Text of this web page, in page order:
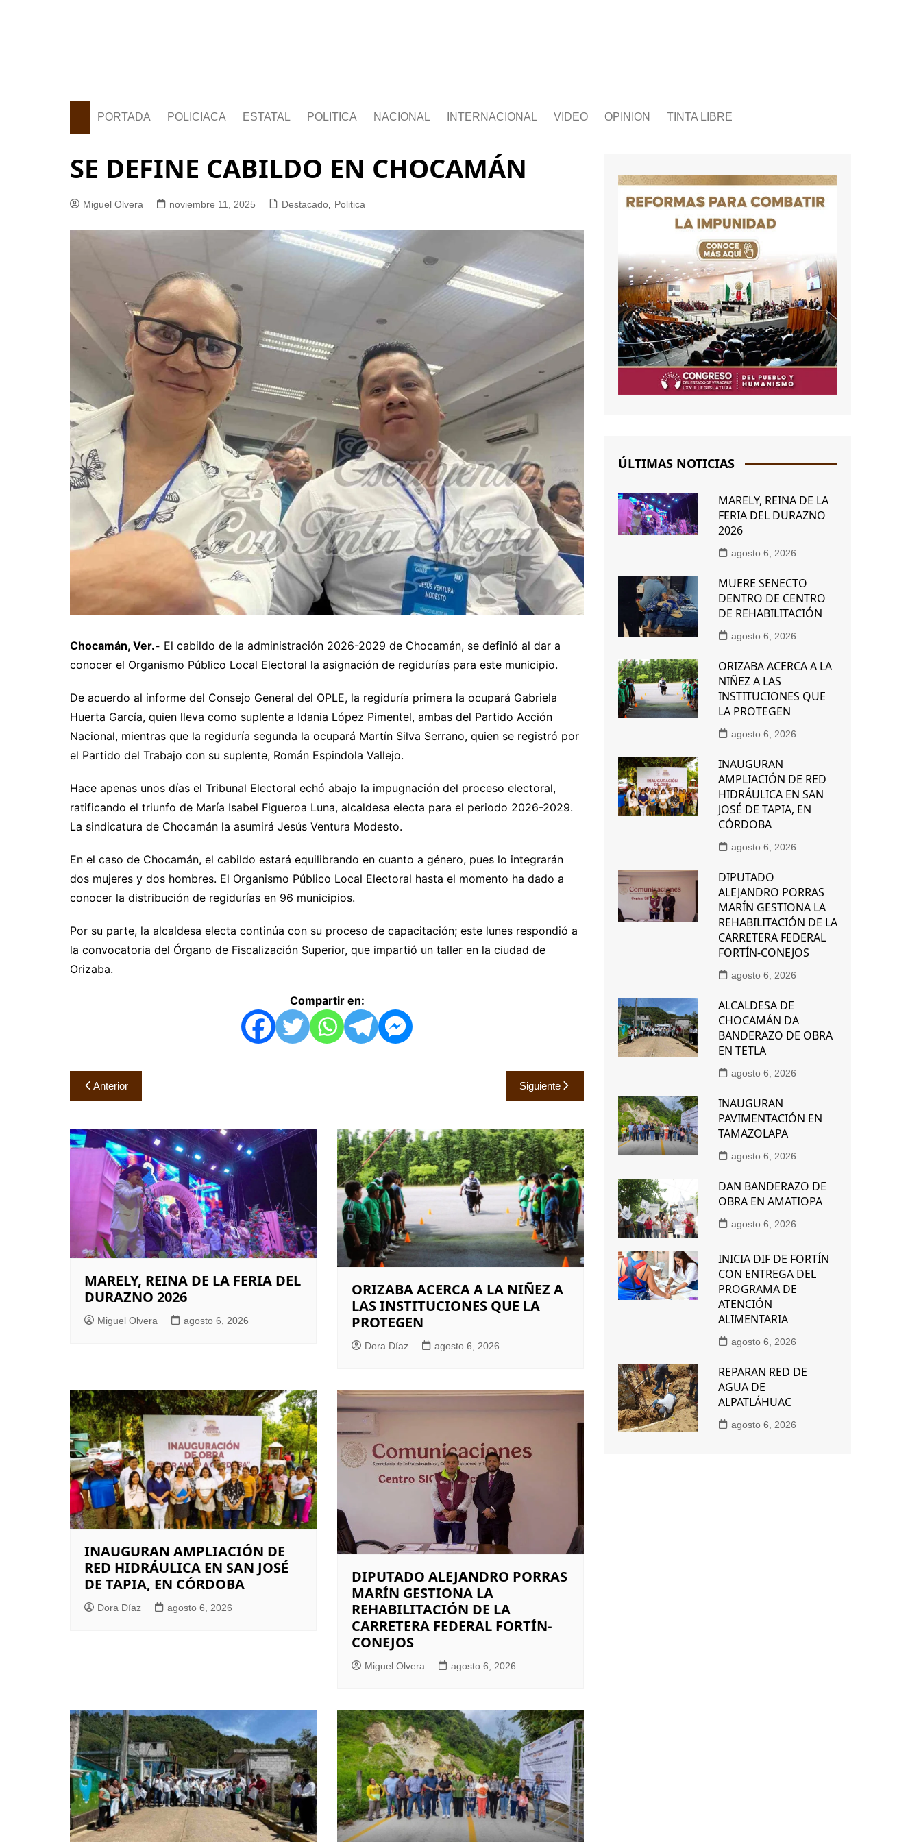
PORTADA POLICIACA ESTATAL POLITICA NACIONAL INTERNACIONAL VIDEO OPINION TINTA LIBRE
SE DEFINE CABILDO EN CHOCAMÁN
Miguel Olvera noviembre 11, 2025 Destacado Politica
Chocamán, Ver.- El cabildo de la administración 2026-2029 de Chocamán, se definió al dar a
conocer el Organismo Público Local Electoral la asignación de regidurías para este municipio.
De acuerdo al informe del Consejo General del OPLE, la regiduría primera la ocupará Gabriela
Huerta García, quien lleva como suplente a Idania López Pimentel, ambas del Partido Acción
Nacional, mientras que la regiduría segunda la ocupará Martín Silva Serrano, quien se registró por
el Partido del Trabajo con su suplente, Román Espindola Vallejo.
Hace apenas unos días el Tribunal Electoral echó abajo la impugnación del proceso electoral,
ratificando el triunfo de María Isabel Figueroa Luna, alcaldesa electa para el periodo 2026-2029.
La sindicatura de Chocamán la asumirá Jesús Ventura Modesto.
En el caso de Chocamán, el cabildo estará equilibrando en cuanto a género, pues lo integrarán
dos mujeres y dos hombres. El Organismo Público Local Electoral hasta el momento ha dado a
conocer la distribución de regidurías en 96 municipios.
Por su parte, la alcaldesa electa continúa con su proceso de capacitación; este lunes respondió a
la convocatoria del Órgano de Fiscalización Superior, que impartió un taller en la ciudad de
Orizaba.
Compartir en:
Navegación
de
entradas
Anterior Siguiente
MARELY, REINA DE LA FERIA DEL
DURAZNO 2026
Miguel Olvera agosto 6, 2026
ORIZABA ACERCA A LA NIÑEZ A
LAS INSTITUCIONES QUE LA
PROTEGEN
Dora Díaz agosto 6, 2026
INAUGURAN AMPLIACIÓN DE
RED HIDRÁULICA EN SAN JOSÉ
DE TAPIA, EN CÓRDOBA
Dora Díaz agosto 6, 2026
DIPUTADO ALEJANDRO PORRAS
MARÍN GESTIONA LA
REHABILITACIÓN DE LA
CARRETERA FEDERAL FORTÍN-
CONEJOS
Miguel Olvera agosto 6, 2026
ÚLTIMAS NOTICIAS
MARELY, REINA DE LA
FERIA DEL DURAZNO
2026
agosto 6, 2026
MUERE SENECTO
DENTRO DE CENTRO
DE REHABILITACIÓN
agosto 6, 2026
ORIZABA ACERCA A LA
NIÑEZ A LAS
INSTITUCIONES QUE
LA PROTEGEN
agosto 6, 2026
INAUGURAN
AMPLIACIÓN DE RED
HIDRÁULICA EN SAN
JOSÉ DE TAPIA, EN
CÓRDOBA
agosto 6, 2026
DIPUTADO
ALEJANDRO PORRAS
MARÍN GESTIONA LA
REHABILITACIÓN DE LA
CARRETERA FEDERAL
FORTÍN-CONEJOS
agosto 6, 2026
ALCALDESA DE
CHOCAMÁN DA
BANDERAZO DE OBRA
EN TETLA
agosto 6, 2026
INAUGURAN
PAVIMENTACIÓN EN
TAMAZOLAPA
agosto 6, 2026
DAN BANDERAZO DE
OBRA EN AMATIOPA
agosto 6, 2026
INICIA DIF DE FORTÍN
CON ENTREGA DEL
PROGRAMA DE
ATENCIÓN
ALIMENTARIA
agosto 6, 2026
REPARAN RED DE
AGUA DE
ALPATLÁHUAC
agosto 6, 2026